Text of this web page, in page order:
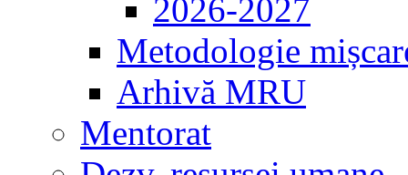
2026-2027
Metodologie
Arhivă MRU
Mentorat